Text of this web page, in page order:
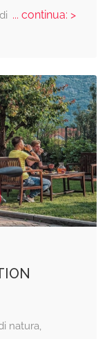
... continua: >
natura,